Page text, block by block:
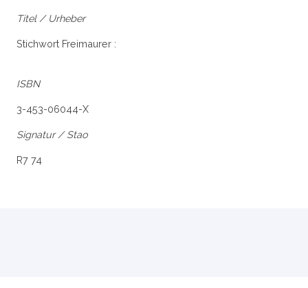
Titel / Urheber
Stichwort Freimaurer :
ISBN
3-453-06044-X
Signatur / Stao
R7 74